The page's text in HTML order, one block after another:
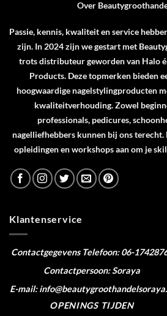
Over
Passie, kennis, kwaliteit en service
zijn. In 2024 zijn we gestart met
trots distributeur geworden van Halo
Products. Deze topmerken bieden
hoogwaardige nagelstylingproducten
kwaliteitverhouding. Zowel
professionals, pedicures,
nagelliefhebbers kunnen bij ons
opleidingen en workshops aan om je
Klantenservice
ContactgegevensTelefoon: 06-
Contactpersoon: Soraya
E-mail:
OPENINGS TIJDEN